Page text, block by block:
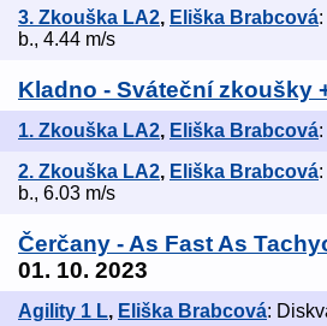
3. Zkouška LA2, Eliška Brabcová
b., 4.44 m/s
Kladno - Sváteční zkoušky
1. Zkouška LA2, Eliška Brabcová
2. Zkouška LA2, Eliška Brabcová
b., 6.03 m/s
Čerčany - As Fast As
01. 10. 2023
Agility 1 L, Eliška Brabcová: